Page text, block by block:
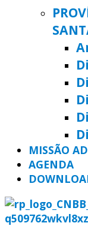
MISSÃO
AGENDA